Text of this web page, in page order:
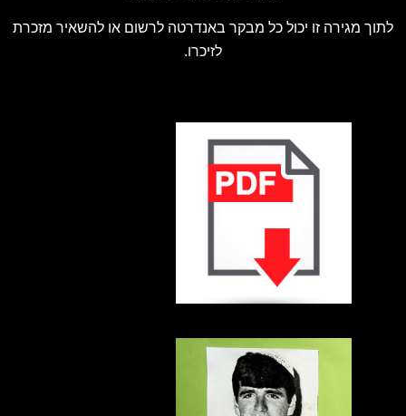
לתוך מגירה זו יכול כל מבקר באנדרטה לרשום או להשאיר מזכרת
לזיכרו.